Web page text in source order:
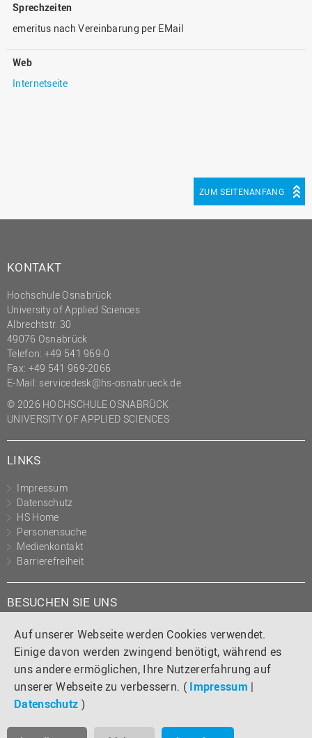
Auf unserer Webseite werden Cookies verwendet.
Einige davon werden zwingend benötigt, während es
uns andere ermöglichen, Ihre Nutzererfahrung auf
unserer Webseite zu verbessern. ( Impressum |
Datenschutz )
Sprechzeiten
emeritus nach Vereinbarung per EMail
Web
Internetseite
ZUM SEITENANFANG
KONTAKT
Hochschule Osnabrück
University of Applied Sciences
Albrechtstr. 30
49076 Osnabrück
Telefon: +49 541 969-0
Fax: +49 541 969-2066
E-Mail: servicedesk@hs-osnabrueck.de
© 2026 HOCHSCHULE OSNABRÜCK
UNIVERSITY OF APPLIED SCIENCES
LINKS
Impressum
Datenschutz
HS Home
Personensuche
Medienkontakt
Barrierefreiheit
BESUCHEN SIE UNS
Instagram
TiktokLinkedIn
YouTube
Facebook